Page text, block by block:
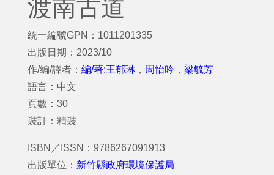
渡南古道
統一編號GPN：1011201335
出版日期：2023/10
作/編/譯者： 編/著:王郁琳 ， 周怡吟 ， 梁毓芳
語言：中文
頁數：30
裝訂：精裝
ISBN／ISSN：9786267091913
出版單位： 新竹縣政府環境保護局